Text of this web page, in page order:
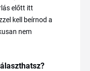
előtt itt
kell beírnod a
nem